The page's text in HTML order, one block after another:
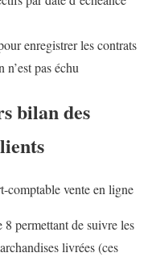
enregistrer les contrats
pas échu
bilan des
comptable vente en ligne
8 permettant de suivre les
livrées (ces